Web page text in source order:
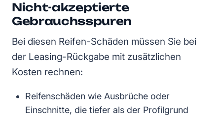
Nicht-akzeptierte
Gebrauchsspuren
Bei diesen Reifen-Schäden müssen Sie bei
der Leasing-Rückgabe mit zusätzlichen
Kosten rechnen:
Reifenschäden wie Ausbrüche oder
Einschnitte, die tiefer als der Profilgrund